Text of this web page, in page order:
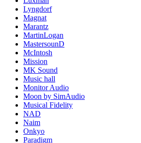
Lyngdorf
Magnat
Marantz
MartinLogan
MastersounD
McIntosh
Mission
MK Sound
Music hall
Monitor Audio
Moon by SimAudio
Musical Fidelity
NAD
Naim
Onkyo
Paradigm